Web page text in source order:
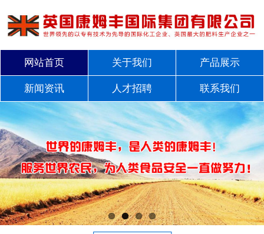
网站首页 关于我们 产品展示
新闻资讯 人才招聘 联系我们